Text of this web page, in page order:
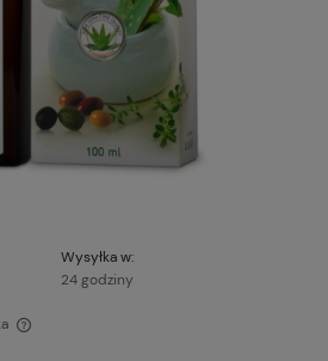
Wysyłka w:
24 godziny
kosztów płatności